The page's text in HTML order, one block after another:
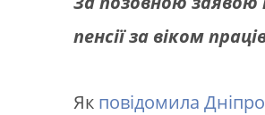
пенсії за віком
Як повідомила